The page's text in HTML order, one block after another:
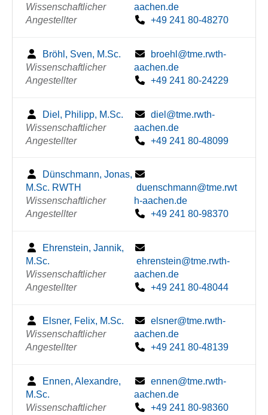
Wissenschaftlicher
Angestellter
aachen.de
+49 241 80-48270
Bröhl, Sven, M.Sc.
Wissenschaftlicher
Angestellter
broehl@tme.rwth-
aachen.de
+49 241 80-24229
Diel, Philipp, M.Sc.
Wissenschaftlicher
Angestellter
diel@tme.rwth-
aachen.de
+49 241 80-48099
Dünschmann, Jonas,
M.Sc. RWTH
Wissenschaftlicher
Angestellter
duenschmann@tme.rwt
h-aachen.de
+49 241 80-98370
Ehrenstein, Jannik,
M.Sc.
Wissenschaftlicher
Angestellter
ehrenstein@tme.rwth-
aachen.de
+49 241 80-48044
Elsner, Felix, M.Sc.
Wissenschaftlicher
Angestellter
elsner@tme.rwth-
aachen.de
+49 241 80-48139
Ennen, Alexandre,
M.Sc.
Wissenschaftlicher
ennen@tme.rwth-
aachen.de
+49 241 80-98360